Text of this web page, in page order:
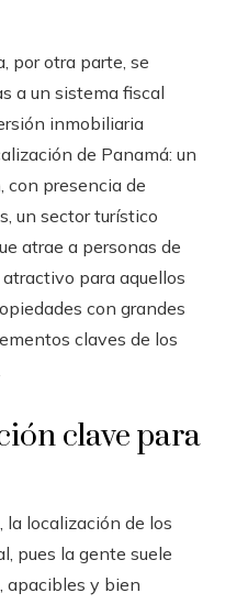
por otra parte, se
a un sistema fiscal
inmobiliaria
de Panamá: un
con presencia de
un sector turístico
atrae a personas de
para aquellos
con grandes
claves de los
clave para
localización de los
pues la gente suele
apacibles y bien